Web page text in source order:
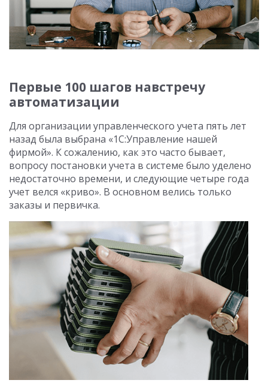
Первые 100 шагов навстречу
автоматизации
Для организации управленческого учета пять лет
назад была выбрана «1С:Управление нашей
фирмой». К сожалению, как это часто бывает,
вопросу постановки учета в системе было уделено
недостаточно времени, и следующие четыре года
учет велся «криво». В основном велись только
заказы и первичка.